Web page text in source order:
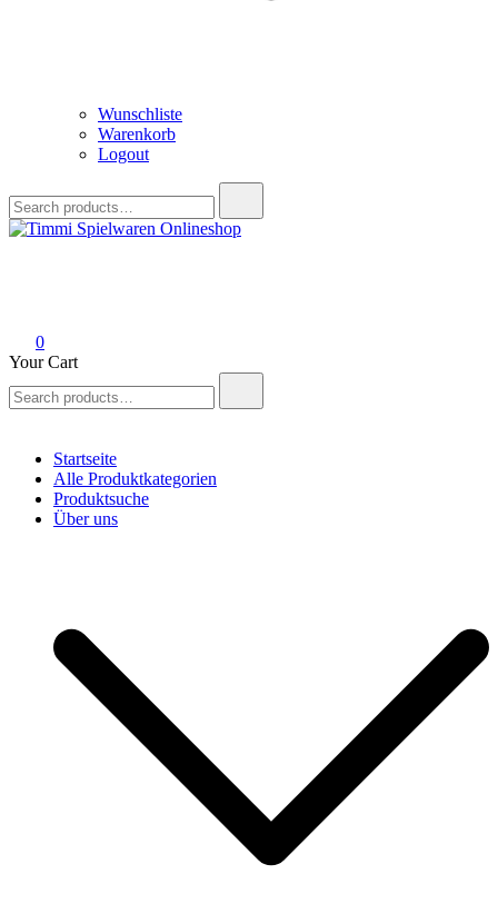
Wunschliste
Warenkorb
Logout
for:
0
Your Cart
for:
Startseite
Alle Produktkategorien
Produktsuche
Über uns